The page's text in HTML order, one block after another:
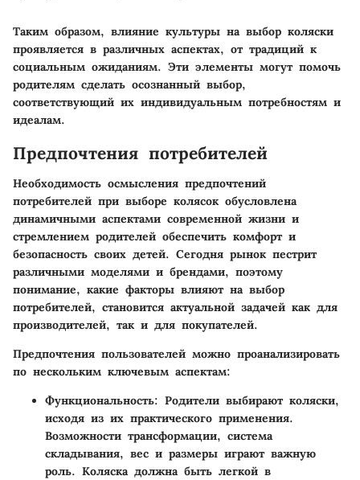
Таким образом, влияние культуры на выбор коляски
проявляется в различных аспектах, от традиций к
социальным ожиданиям. Эти элементы могут помочь
родителям сделать осознанный выбор,
соответствующий их индивидуальным потребностям и
идеалам.
Предпочтения потребителей
Необходимость осмысления предпочтений
потребителей при выборе колясок обусловлена
динамичными аспектами современной жизни и
стремлением родителей обеспечить комфорт и
безопасность своих детей. Сегодня рынок пестрит
различными моделями и брендами, поэтому
понимание, какие факторы влияют на выбор
потребителей, становится актуальной задачей как для
производителей, так и для покупателей.
Предпочтения пользователей можно проанализировать
по нескольким ключевым аспектам:
Функциональность: Родители выбирают коляски,
исходя из их практического применения.
Возможности трансформации, система
складывания, вес и размеры играют важную
роль. Коляска должна быть легкой в